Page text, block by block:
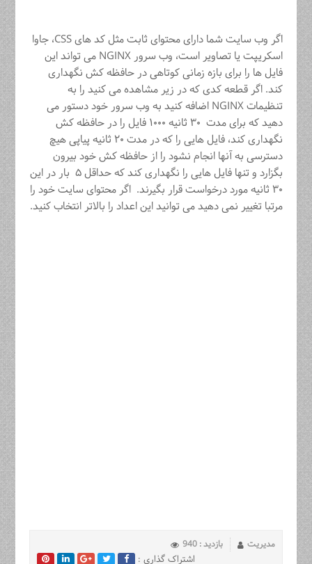
اگر وب سایت شما دارای محتوای ثابت مثل کد های CSS، جاوا
اسکریپت یا تصاویر است، وب سرور NGINX می تواند این
فایل ها را برای بازه زمانی کوتاهی در حافظه کش نگهداری
کند. اگر قطعه کدی که در زیر مشاهده می کنید را به
تنظیمات NGINX اضافه کنید به وب سرور خود دستور می
دهید که برای مدت ۳۰ ثانیه ۱۰۰۰ فایل را در حافظه کش
نگهداری کند، فایل هایی را که در مدت ۲۰ ثانیه پیاپی هیچ
دسترسی به آنها انجام نشود را از حافظه کش خود بیرون
بگزارد و تنها فایل هایی را نگهداری کند که حداقل ۵ بار در این
۳۰ ثانیه مورد درخواست قرار بگیرند. اگر محتوای سایت خود را
مرتبا تغییر نمی دهید می توانید این اعداد را بالاتر انتخاب کنید.
مدیریت بازدید : 940
اشتراک گذاری :